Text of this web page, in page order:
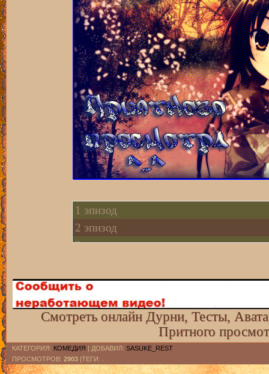
1 эпизод
2 эпизод
3 эпизод
5 эпизод
6 эпизод
7 эпизод
9 эпизод
10 эпизод
Смотреть онлайн Дурни, Тесты,
Притного
КАТЕГОРИЯ: КОМЕДИЯ | ДОБАВИЛ: SASUKE_REST
ПРОСМОТРОВ: 2903 |ТЕГИ: .